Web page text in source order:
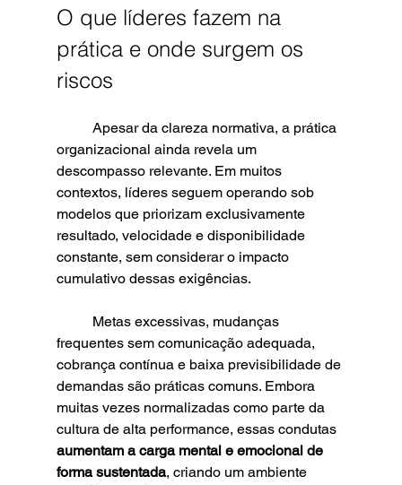
O que líderes fazem na
prática e onde surgem os
riscos
organizacional ainda revela um
descompasso relevante. Em muitos
contextos, líderes seguem operando sob
modelos que priorizam exclusivamente
resultado, velocidade e disponibilidade
constante, sem considerar o impacto
cumulativo dessas exigências.
frequentes sem comunicação adequada,
cobrança contínua e baixa previsibilidade de
demandas são práticas comuns. Embora
muitas vezes normalizadas como parte da
cultura de alta performance, essas condutas
aumentam a carga mental e emocional de
forma sustentada, criando um ambiente